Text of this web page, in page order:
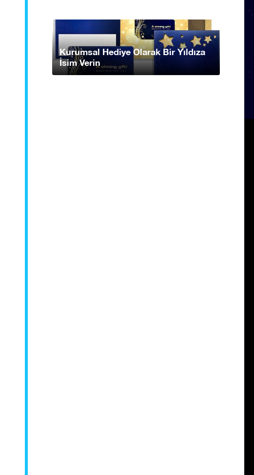
Kurumsal Hediye Olarak Bir Yıldıza
İsim Verin